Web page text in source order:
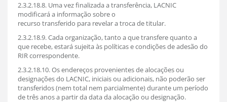
2.3.2.18.8. Uma vez finalizada a transferência, LACNIC
modificará a informação sobre o
recurso transferido para revelar a troca de titular.
2.3.2.18.9. Cada organização, tanto a que transfere quanto a
que recebe, estará sujeita às políticas e condições de adesão do
RIR correspondente.
2.3.2.18.10. Os endereços provenientes de alocações ou
designações do LACNIC, iniciais ou adicionais, não poderão ser
transferidos (nem total nem parcialmente) durante um período
de três anos a partir da data da alocação ou designação.